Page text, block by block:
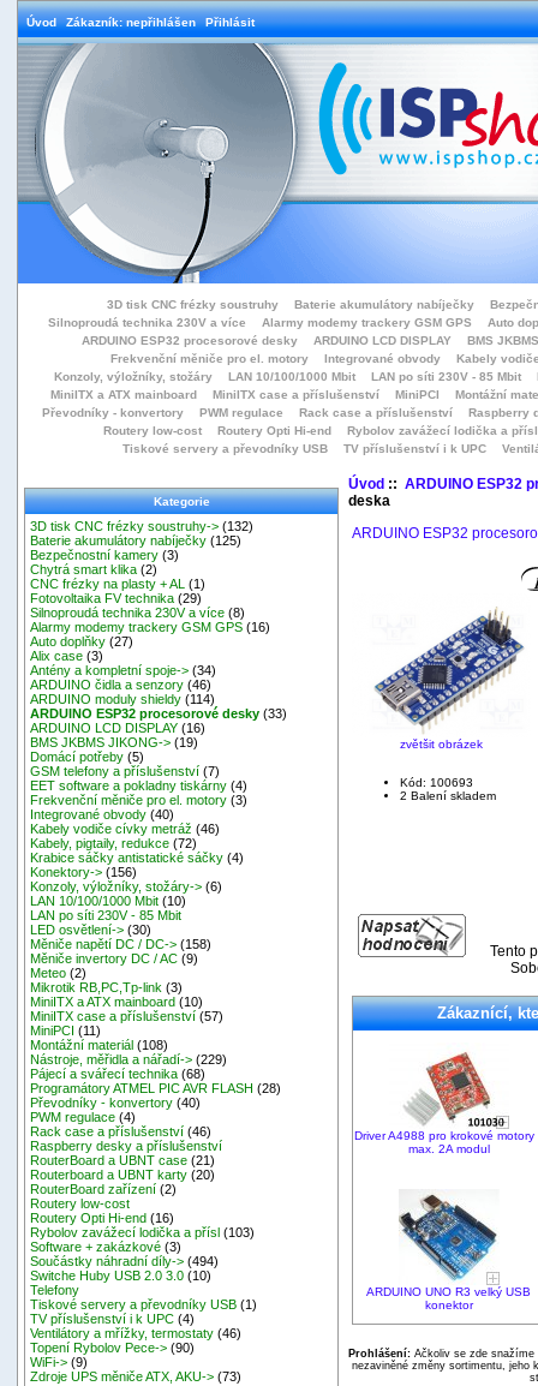
Úvod Zákazník: nepřihlášen Přihlásit
3D tisk CNC frézky soustruhy Baterie akumulátory nabíječky
Silnoproudá technika 230V a více
Alarmy modemy trackery GSM GPS
Auto
ARDUINO ESP32 procesorové desky
ARDUINO LCD DISPLAY
BMS
Frekvenční měniče pro el. motory
Integrované obvody
Kabely
Konzoly, výložníky, stožáry
LAN 10/100/1000 Mbit LAN po síti 230V - 85 Mbit
MiniITX a ATX mainboard
MiniITX case a příslušenství MiniPCI
Montážní
Převodníky - konvertory
PWM regulace Rack case a příslušenství
Raspberry
Routery low-cost
Routery Opti Hi-end
Rybolov zavážecí lodička a přísl
Tiskové servery a převodníky USB
TV příslušenství i k UPC
Kategorie
3D tisk CNC frézky soustruhy-> (132)
Baterie akumulátory nabíječky (125)
Bezpečnostní kamery (3)
Chytrá smart klika (2)
CNC frézky na plasty + AL
(1)
Fotovoltaika FV technika (29)
Silnoproudá technika 230V a více (8)
Alarmy modemy trackery GSM GPS (16)
Auto doplňky (27)
Alix case (3)
Antény a kompletní spoje-> (34)
ARDUINO čidla a senzory (46)
ARDUINO moduly shieldy (114)
ARDUINO ESP32 procesorové desky (33)
ARDUINO LCD DISPLAY (16)
BMS JKBMS JIKONG-> (19)
Domácí potřeby (5)
GSM telefony a příslušenství (7)
EET software a pokladny tiskárny (4)
Frekvenční měniče pro el. motory (3)
Integrované obvody (40)
Kabely vodiče cívky metráž (46)
Kabely, pigtaily, redukce (72)
Krabice sáčky antistatické sáčky (4)
Konektory-> (156)
Konzoly, výložníky, stožáry-> (6)
LAN 10/100/1000 Mbit (10)
LAN po síti 230V - 85 Mbit
LED osvětlení-> (30)
Měniče napětí DC / DC-> (158)
Měniče invertory DC / AC (9)
Meteo (2)
Mikrotik RB,PC,Tp-link (3)
MiniITX a ATX mainboard (10)
MiniITX case a příslušenství (57)
MiniPCI (11)
Montážní materiál (108)
Nástroje, měřidla a nářadí-> (229)
Pájecí a svářecí technika (68)
Programátory ATMEL PIC AVR FLASH (28)
Převodníky - konvertory (40)
PWM regulace (4)
Rack case a příslušenství (46)
Raspberry desky a příslušenství
RouterBoard a UBNT case (21)
Routerboard a UBNT karty (20)
RouterBoard zařízení (2)
Routery low-cost
Routery Opti Hi-end (16)
Rybolov zavážecí lodička a přísl (103)
Software + zakázkové (3)
Součástky náhradní díly-> (494)
Switche Huby USB 2.0 3.0 (10)
Telefony
Tiskové servery a převodníky USB (1)
TV příslušenství i k UPC (4)
Ventilátory a mřížky, termostaty (46)
Topení Rybolov Pece-> (90)
WiFi-> (9)
Zdroje UPS měniče ATX, AKU-> (73)
Úvod:: ARDUINO ESP32
deska
ARDUINO ESP32
zvětšit obrázek
Kód: 100693
2 Balení skladem
Tento
Zákaznící,
Driver A4988 pro krokové motory
max. 2A modul
ARDUINO UNO R3 velký USB
konektor
Prohlášení:Ačkoliv se zde snažíme
nezaviněné změny sortimentu, jeho